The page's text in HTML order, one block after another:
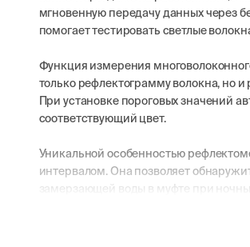
мгновенную передачу данных через
помогает тестировать светлые
Функция измерения
только рефлектограмму волокна, но
При установке пороговых значений
соответствующий цвет.
Уникальной особенностью
интервалом. Она позволяет
замерзающей воды в муфте при